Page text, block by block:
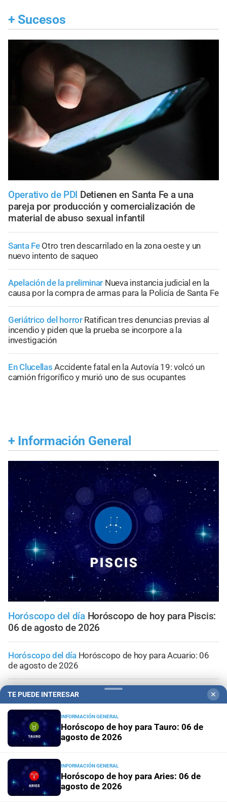
+ Sucesos
Operativo de PDI Detienen en Santa Fe a una
pareja por producción y comercialización de
material de abuso sexual infantil
Santa Fe Otro tren descarrilado en la zona oeste y un
nuevo intento de saqueo
Apelación de la preliminar Nueva instancia judicial en la
causa por la compra de armas para la Policía de Santa Fe
Geriátrico del horror Ratifican tres denuncias previas al
incendio y piden que la prueba se incorpore a la
investigación
En Clucellas Accidente fatal en la Autovía 19: volcó un
camión frigorífico y murió uno de sus ocupantes
+ Información General
Horóscopo del día Horóscopo de hoy para Piscis:
06 de agosto de 2026
Horóscopo del día Horóscopo de hoy para Acuario: 06
de agosto de 2026
Horóscopo del díaHoróscopo de hoy para Capricornio:
06 de agosto de 2026
Horóscopo del díaHoróscopo de hoy para Sagitario: 06
de agosto de 2026
Horóscopo del díaHoróscopo de hoy para Escorpio: 06
de agosto de 2026
TE PUEDE INTERESAR ✕
INFORMACIÓN GENERAL
Horóscopo de hoy para Tauro: 06 de
agosto de 2026
INFORMACIÓN GENERAL
Horóscopo de hoy para Aries: 06 de
agosto de 2026